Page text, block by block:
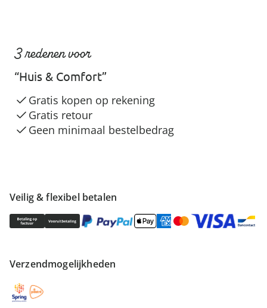
Veilig & flexibel betalen
Verzendmogelijkheden
3 redenen voor
“Huis & Comfort”
Gratis kopen op rekening
Gratis retour
Geen minimaal bestelbedrag